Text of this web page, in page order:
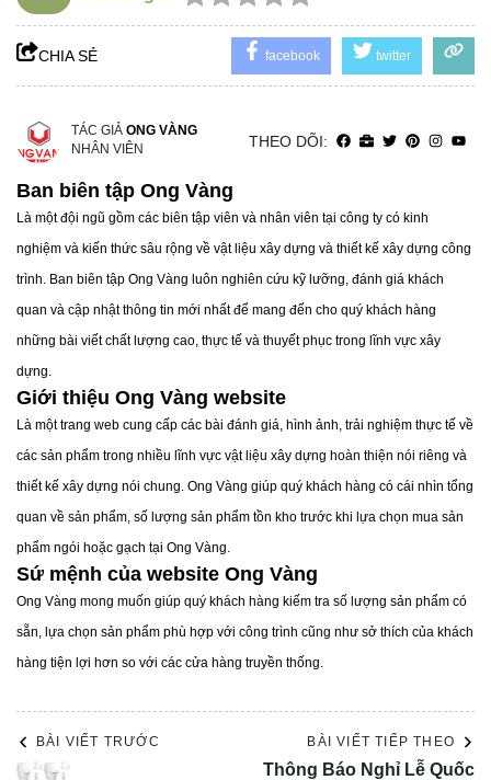
phẩm, trước hết chúng ta cần hiểu về khái niệm và sơ
lược về sản phẩm này. Ngói lợp mái sóng vuông là sản
phẩm ngói rất khác biệt so với các loại ngói phổ biến
thường hay lượn sóng, ngói sóng vuông lại khác biệt
hoàn toàn khi có thiết kế sóng là hình vuông, đường nét
hiện đại, tinh tế.
2. Chất liệu của ngói sóng vuông Secoin
Chất liệu làm ra các mẫu ngói sóng vuông rất đa dạng,
từ đất nung cho đến xi măng tùy vào mẫu mã và độ hoàn
thiện sản phẩm mà người ta có thể lựa chọn các nguyên
vật liệu khác nhau.
CHIA SẺ facebook twitter
TÁC GIẢ ONG VÀNG
NHÂN VIÊN
THEO DÕI:
Ban biên tập Ong Vàng
Là một đội ngũ gồm các biên tập viên và nhân viên tại công ty có kinh
nghiệm và kiến thức sâu rộng về vật liệu xây dựng và thiết kế xây dựng công
trình. Ban biên tập Ong Vàng luôn nghiên cứu kỹ lưỡng, đánh giá khách
quan và cập nhật thông tin mới nhất để mang đến cho quý khách hàng
những bài viết chất lượng cao, thực tế và thuyết phục trong lĩnh vực xây
dựng.
Giới thiệu Ong Vàng website
Là một trang web cung cấp các bài đánh giá, hình ảnh, trải nghiệm thực tế về
các sản phẩm trong nhiều lĩnh vực vật liệu xây dựng hoàn thiện nói riêng và
thiết kế xây dựng nói chung. Ong Vàng giúp quý khách hàng có cái nhìn tổng
quan về sản phẩm, số lượng sản phẩm tồn kho trước khi lựa chọn mua sản
phẩm ngói hoặc gạch tại Ong Vàng.
Sứ mệnh của website Ong Vàng
Ong Vàng mong muốn giúp quý khách hàng kiếm tra số lượng sản phẩm có
sẵn, lựa chọn sản phẩm phù hợp với công trình cũng như sở thích của khách
hàng tiện lợi hơn so với các cửa hàng truyền thống.
BÀI VIẾT TRƯỚC BÀI VIẾT TIẾP THEO
Thông Báo Nghỉ Lễ Quốc